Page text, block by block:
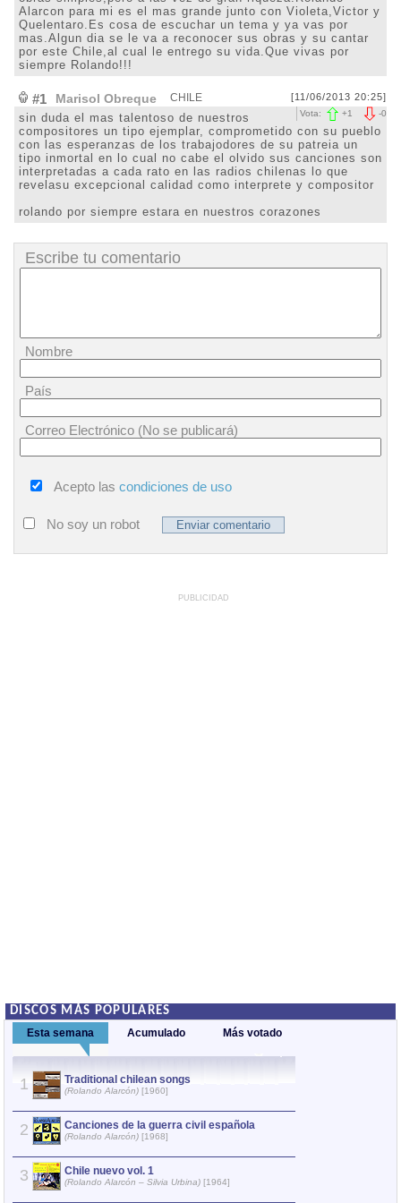
Alarcon para mi es el mas grande junto con Violeta,Victor y
Quelentaro.Es cosa de escuchar un tema y ya vas por
mas.Algun dia se le va a reconocer sus obras y su cantar
por este Chile,al cual le entrego su vida.Que vivas por
siempre Rolando!!!
#1 Marisol Obreque CHILE [11/06/2013 20:25]
-0
Vota: +1
sin duda el mas talentoso de nuestros
compositores un tipo ejemplar, comprometido con su pueblo
con las esperanzas de los trabajodores de su patreia un
tipo inmortal en lo cual no cabe el olvido sus canciones son
interpretadas a cada rato en las radios chilenas lo que
revelasu excepcional calidad como interprete y compositor
rolando por siempre estara en nuestros corazones
Escribe tu comentario
Nombre
País
Correo Electrónico (No se publicará)
Acepto las condiciones de uso
No soy un robot
PUBLICIDAD
DISCOS MÁS POPULARES
Esta semana Acumulado Más votado
1 Traditional chilean songs
(Rolando Alarcón) [1960]
2 Canciones de la guerra civil española
(Rolando Alarcón) [1968]
3 Chile nuevo vol. 1
(Rolando Alarcón – Silvia Urbina) [1964]